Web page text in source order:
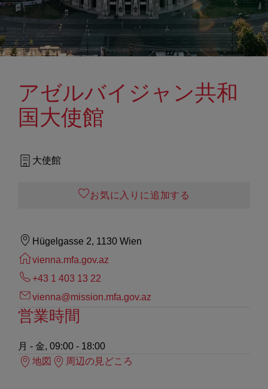
アゼルバイジャン共和
国大使館
大使館
お気に入りに追加する
Hügelgasse 2, 1130 Wien
vienna.mfa.gov.az
+43 1 403 13 22
vienna@mission.mfa.gov.az
営業時間
月 - 金, 09:00 - 18:00
地図
周辺の見どころ